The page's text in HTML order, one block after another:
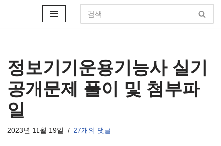
로
건
너
뛰
기
정보기기운용기능사 실기
공개문제 풀이 및 첨부파
일
2023년 11월 19일 27개의 댓글